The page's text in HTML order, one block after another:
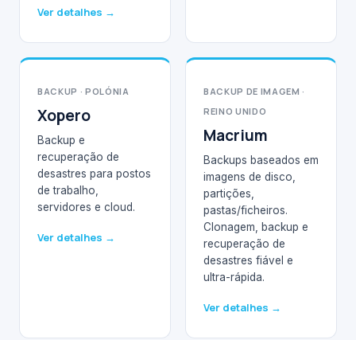
Ver detalhes →
BACKUP · POLÓNIA
Xopero
Backup e
recuperação de
desastres para postos
de trabalho,
servidores e cloud.
Ver detalhes →
BACKUP DE IMAGEM ·
REINO UNIDO
Macrium
Backups baseados em
imagens de disco,
partições,
pastas/ficheiros.
Clonagem, backup e
recuperação de
desastres fiável e
ultra-rápida.
Ver detalhes →